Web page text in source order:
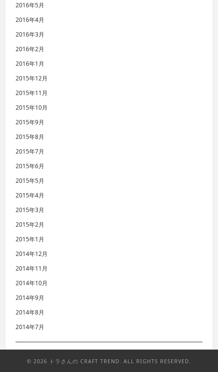
2016年5月
2016年4月
2016年3月
2016年2月
2016年1月
2015年12月
2015年11月
2015年10月
2015年9月
2015年8月
2015年7月
2015年6月
2015年5月
2015年4月
2015年3月
2015年2月
2015年1月
2014年12月
2014年11月
2014年10月
2014年9月
2014年8月
2014年7月
© 2026 トラさんの CRAFT TREND. ALL RIGHTS RESERVED.